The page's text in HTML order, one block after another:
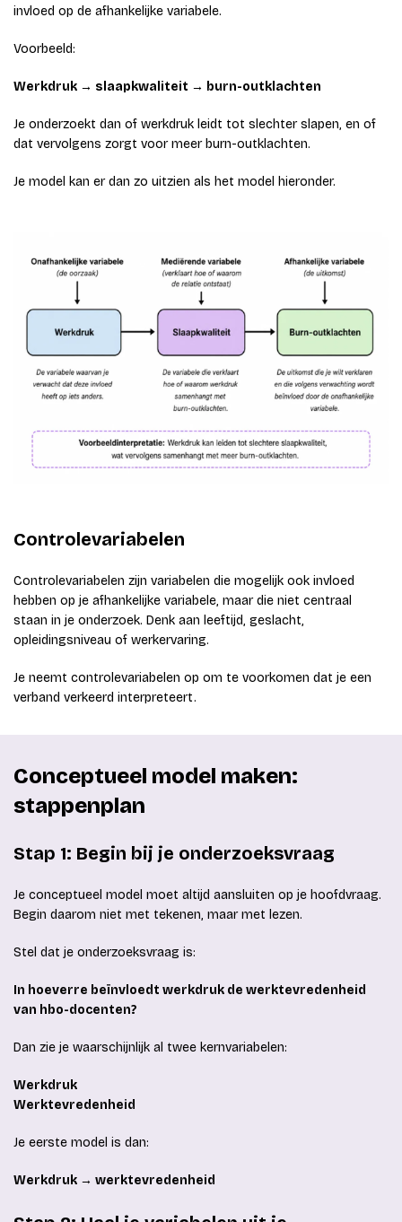
invloed op de afhankelijke variabele.
Voorbeeld:
Werkdruk → slaapkwaliteit → burn-outklachten
Je onderzoekt dan of werkdruk leidt tot slechter slapen, en of
dat vervolgens zorgt voor meer burn-outklachten.
Je model kan er dan zo uitzien als het model hieronder.
Controlevariabelen
Controlevariabelen zijn variabelen die mogelijk ook invloed
hebben op je afhankelijke variabele, maar die niet centraal
staan in je onderzoek. Denk aan leeftijd, geslacht,
opleidingsniveau of werkervaring.
Je neemt controlevariabelen op om te voorkomen dat je een
verband verkeerd interpreteert.
Conceptueel model maken:
stappenplan
Stap 1: Begin bij je onderzoeksvraag
Je conceptueel model moet altijd aansluiten op je hoofdvraag.
Begin daarom niet met tekenen, maar met lezen.
Stel dat je onderzoeksvraag is:
In hoeverre beïnvloedt werkdruk de werktevredenheid
van hbo-docenten?
Dan zie je waarschijnlijk al twee kernvariabelen:
Werkdruk
Werktevredenheid
Je eerste model is dan:
Werkdruk → werktevredenheid